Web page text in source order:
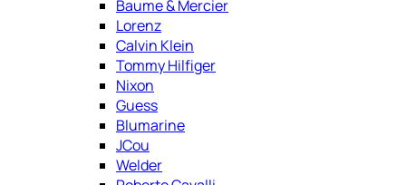
Baume & Mercier
Lorenz
Calvin Klein
Tommy Hilfiger
Nixon
Guess
Blumarine
JCou
Welder